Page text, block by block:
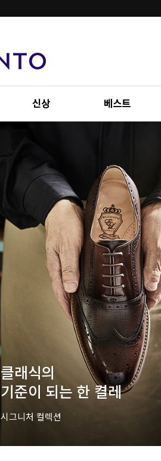
신상 베스트
스타가 착용한 아이템
STAR'S PICK
ELCANTO X Star